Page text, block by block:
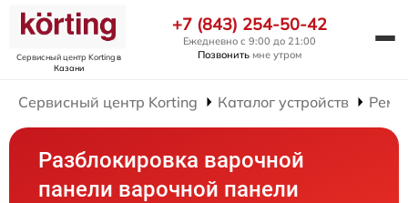
Сервисный центр Kortingв
Казани
+7 (843) 254-50-42
Ежедневно с 9:00 до 21:00
Позвонить мне утром
Сервисный центр Korting Каталог устройств
Разблокировка варочной
панели варочной панели